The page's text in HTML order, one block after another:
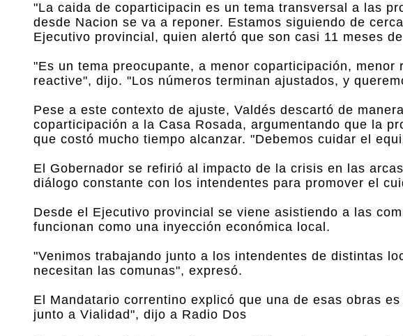
"La caida de coparticipacin es un tema transversal a las
desde Nacion se va a reponer. Estamos siguiendo de
Ejecutivo provincial, quien alertó que son casi 11 meses
"Es un tema preocupante, a menor coparticipación,
reactive", dijo. "Los números terminan ajustados, y
Pese a este contexto de ajuste, Valdés descartó de
coparticipación a la Casa Rosada, argumentando que la
que costó mucho tiempo alcanzar. "Debemos cuidar el
El Gobernador se refirió al impacto de la crisis en las
diálogo constante con los intendentes para promover el
Desde el Ejecutivo provincial se viene asistiendo a las
funcionan como una inyección económica local.
"Venimos trabajando junto a los intendentes de distintas
necesitan las comunas", expresó.
El Mandatario correntino explicó que una de esas obras
junto a Vialidad", dijo a Radio Dos